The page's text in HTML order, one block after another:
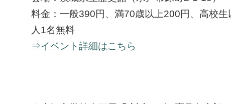
料金：一般390円、満70歳以上200円、高校
人1名無料
⇒イベント詳細はこちら